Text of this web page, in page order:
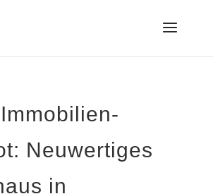
Neuwertiges
in